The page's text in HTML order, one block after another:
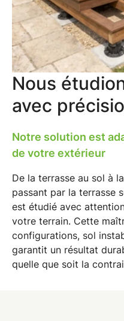
Nous
avec
Notre solution est
de votre extérieur
De la terrasse au sol à
passant par la terrasse
est étudié avec
votre terrain. Cette
configurations, sol
garantit un résultat
quelle que soit la